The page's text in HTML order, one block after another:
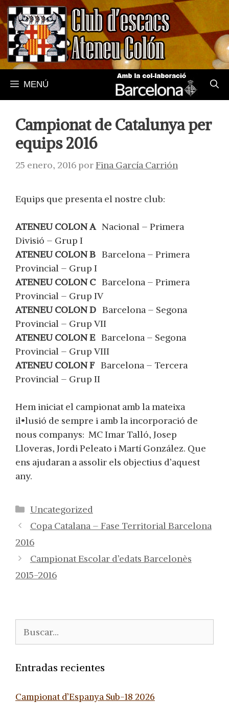
Saltar
al
contenido
MENÚ
Campionat de Catalunya per
equips 2016
25 enero, 2016porFina García Carrión
Equips que presenta el nostre club:
ATENEU COLON ANacional – Primera
Divisió – Grup I
ATENEU COLON B Barcelona – Primera
Provincial – Grup I
ATENEU COLON CBarcelona – Primera
Provincial – Grup IV
ATENEU COLON D Barcelona – Segona
Provincial – Grup VII
ATENEU COLON EBarcelona – Segona
Provincial – Grup VIII
ATENEU COLON FBarcelona – Tercera
Provincial – Grup II
Hem iniciat el campionat amb la mateixa
il•lusió de sempre i amb la incorporació de
nous companys: MC Imar Talló, Josep
Lloveras, Jordi Peleato i Martí González. Que
ens ajudaran a assolir els objectius d’aquest
any.
Categorías
Uncategorized
Copa Catalana – Fase Territorial Barcelona
2016
Campionat Escolar d’edats Barcelonès
2015-2016
Entradas recientes
Campionat d’Espanya Sub-18 2026